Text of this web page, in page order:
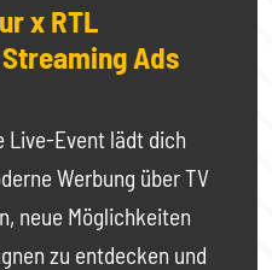
x RTL
Ads
Live-Event lädt dich
Werbung über TV
neue Möglichkeiten
zu entdecken und